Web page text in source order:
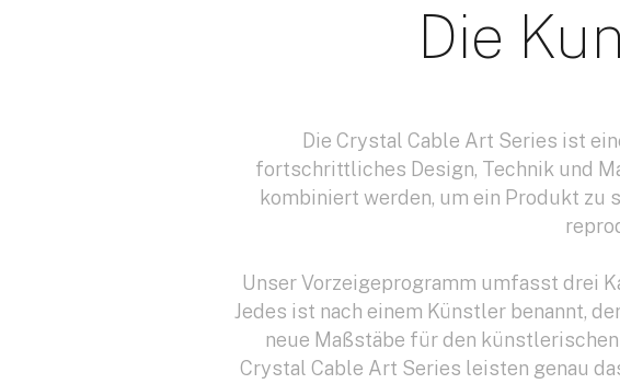
Die
Die Crystal Cable Art Series ist
fortschrittliches Design, Technik und
kombiniert werden, um ein Produkt zu
Unser Vorzeigeprogramm umfasst drei
Jedes ist nach einem Künstler benannt,
neue Maßstäbe für den
Crystal Cable Art Series leisten genau